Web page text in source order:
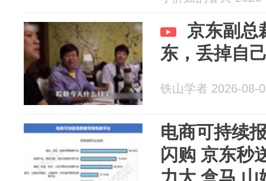
京东副总
东，丢掉自
铁山学者 2026-08-
电商可持续
闪购 京东秒